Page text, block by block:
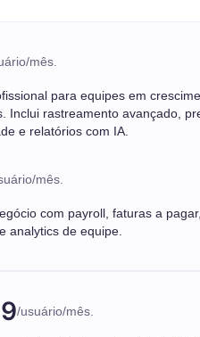
mês.
para equipes em
Inclui rastreamento avançado,
e relatórios com IA.
mês.
com payroll, faturas a
analytics de equipe.
/usuário/mês.